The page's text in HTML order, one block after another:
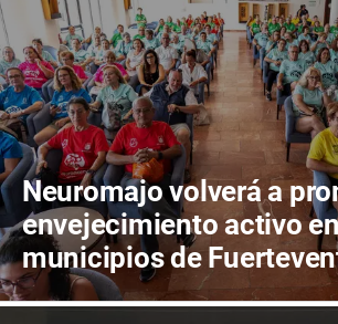
Neuromajo volverá a
envejecimiento activo
municipios de